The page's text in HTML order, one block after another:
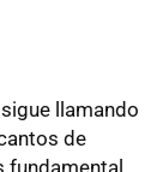
llamando
de
fundamental